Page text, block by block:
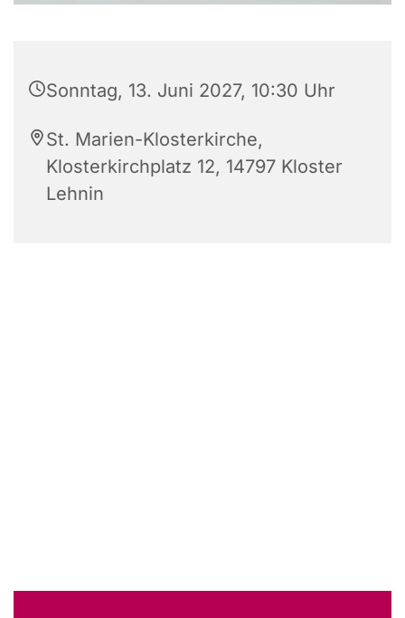
Sonntag, 13. Juni 2027, 10:30 Uhr
St. Marien-Klosterkirche,
Klosterkirchplatz 12, 14797 Kloster
Lehnin